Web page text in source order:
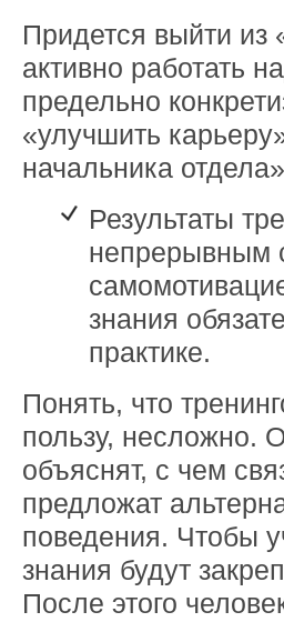
Придется выйти из
активно работать
предельно
«улучшить
начальника
Результаты
непрерывным
знания
практике.
Понять, что
пользу, несложно.
объяснят, с чем
предложат
поведения. Чтобы
знания будут
После этого